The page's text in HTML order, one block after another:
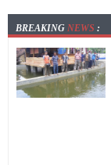
BREAKING NEWS :